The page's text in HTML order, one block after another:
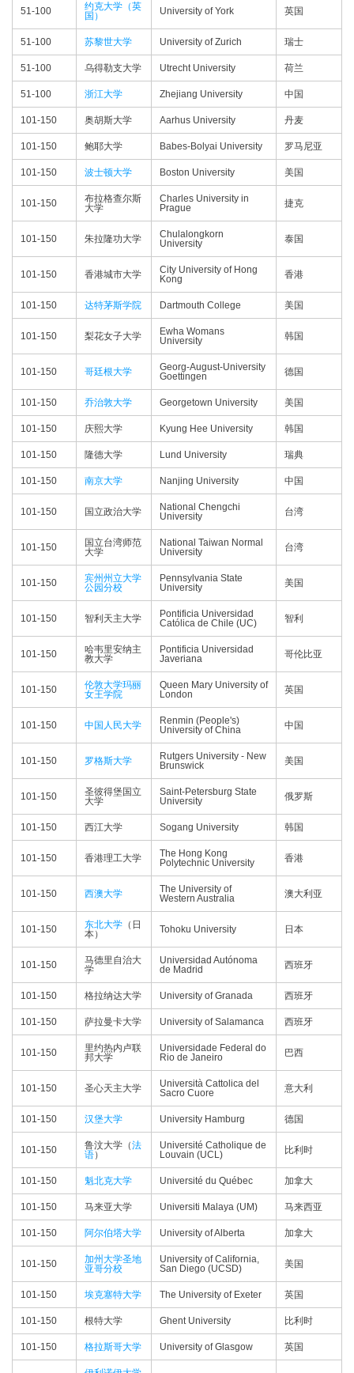
51-100
约克大学（英
国）
University of York 英国
51-100 苏黎世大学 University of Zurich 瑞士
51-100 乌得勒支大学 Utrecht University 荷兰
51-100 浙江大学 Zhejiang University 中国
101-150 奥胡斯大学 Aarhus University 丹麦
101-150 鲍耶大学 Babes-Bolyai University 罗马尼亚
101-150 波士顿大学 Boston University 美国
101-150
布拉格查尔斯
大学
Charles University in
Prague
捷克
101-150 朱拉隆功大学
Chulalongkorn
University
泰国
101-150 香港城市大学
City University of Hong
Kong
香港
101-150 达特茅斯学院 Dartmouth College 美国
101-150 梨花女子大学
Ewha Womans
University
韩国
101-150 哥廷根大学
Georg-August-University
Goettingen
德国
101-150 乔治敦大学 Georgetown University 美国
101-150 庆熙大学 Kyung Hee University 韩国
101-150 隆德大学 Lund University 瑞典
101-150 南京大学 Nanjing University 中国
101-150 国立政治大学
National Chengchi
University
台湾
101-150
国立台湾师范
大学
National Taiwan Normal
University
台湾
101-150
宾州州立大学
公园分校
Pennsylvania State
University
美国
101-150 智利天主大学
Pontificia Universidad
Católica de Chile (UC)
智利
101-150
哈韦里安纳主
教大学
Pontificia Universidad
Javeriana
哥伦比亚
101-150
伦敦大学玛丽
女王学院
Queen Mary University of
London
英国
101-150 中国人民大学
Renmin (People's)
University of China
中国
101-150 罗格斯大学
Rutgers University - New
Brunswick
美国
101-150
圣彼得堡国立
大学
Saint-Petersburg State
University
俄罗斯
101-150 西江大学 Sogang University 韩国
101-150 香港理工大学
The Hong Kong
Polytechnic University
香港
101-150 西澳大学
The University of
Western Australia
澳大利亚
101-150 东北大学 （日
本）
Tohoku University 日本
101-150
马德里自治大
学
Universidad Autónoma
de Madrid
西班牙
101-150 格拉纳达大学 University of Granada 西班牙
101-150 萨拉曼卡大学 University of Salamanca 西班牙
101-150
里约热内卢联
邦大学
Universidade Federal do
Rio de Janeiro
巴西
101-150 圣心天主大学
Università Cattolica del
Sacro Cuore
意大利
101-150 汉堡大学 University Hamburg 德国
101-150 鲁汶大学（法
语）
Université Catholique de
Louvain (UCL)
比利时
101-150 魁北克大学 Université du Québec 加拿大
101-150 马来亚大学 Universiti Malaya (UM) 马来西亚
101-150 阿尔伯塔大学 University of Alberta 加拿大
101-150
加州大学圣地
亚哥分校
University of California,
San Diego (UCSD)
美国
101-150 埃克塞特大学 The University of Exeter 英国
101-150 根特大学 Ghent University 比利时
101-150 格拉斯哥大学 University of Glasgow 英国